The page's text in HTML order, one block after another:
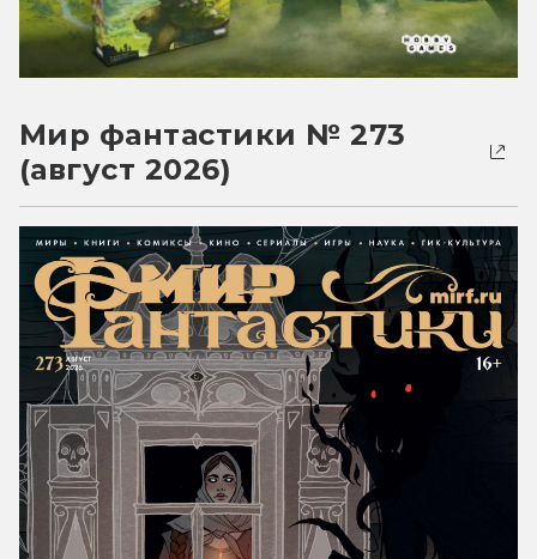
Мир фантастики № 273
(август 2026)